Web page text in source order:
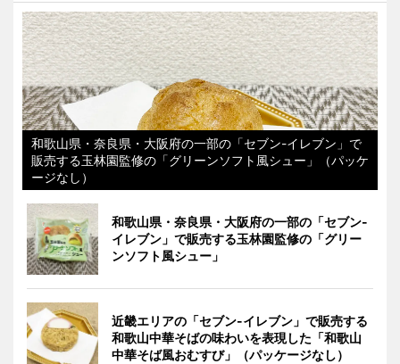
和歌山県・奈良県・大阪府の一部の「セブン-イレブン」で
販売する玉林園監修の「グリーンソフト風シュー」（パッケ
ージなし）
和歌山県・奈良県・大阪府の一部の「セブン-
イレブン」で販売する玉林園監修の「グリー
ンソフト風シュー」
近畿エリアの「セブン-イレブン」で販売する
和歌山中華そばの味わいを表現した「和歌山
中華そば風おむすび」（パッケージなし）